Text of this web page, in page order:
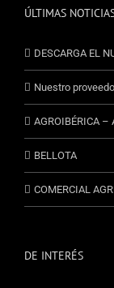
ÚLTIMAS
DESCARGA EL
Nuestro
AGROIBÉRICA –
BELLOTA
COMERCIAL
DE INTERÉS